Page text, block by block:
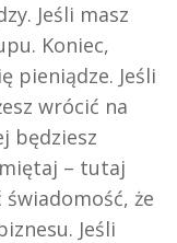
Jeśli masz
Koniec,
pieniądze. Jeśli
wrócić na
będziesz
– tutaj
że
Jeśli